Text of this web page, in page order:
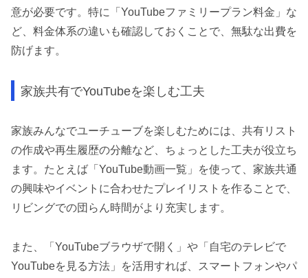
意が必要です。特に「YouTubeファミリープラン料金」な
ど、料金体系の違いも確認しておくことで、無駄な出費を
防げます。
家族共有でYouTubeを楽しむ工夫
家族みんなでユーチューブを楽しむためには、共有リスト
の作成や再生履歴の分離など、ちょっとした工夫が役立ち
ます。たとえば「YouTube動画一覧」を使って、家族共通
の興味やイベントに合わせたプレイリストを作ることで、
リビングでの団らん時間がより充実します。
また、「YouTubeブラウザで開く」や「自宅のテレビで
YouTubeを見る方法」を活用すれば、スマートフォンやパ